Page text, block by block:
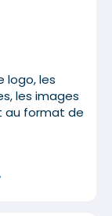
logo, les
les images
au format de